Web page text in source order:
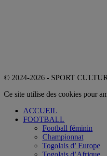
© 2024-2026 - SPORT
Ce site utilise des cookies pour
ACCUEIL
FOOTBALL
Football féminin
Championnat
Togolais d’ Europe